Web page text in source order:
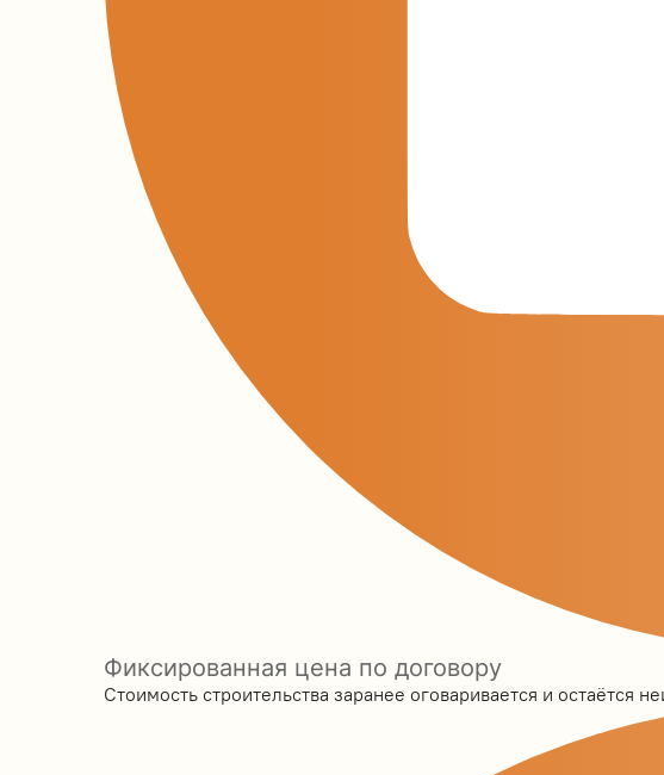
Фиксированная цена по договору
Стоимость строительства заранее оговаривается и остаётся